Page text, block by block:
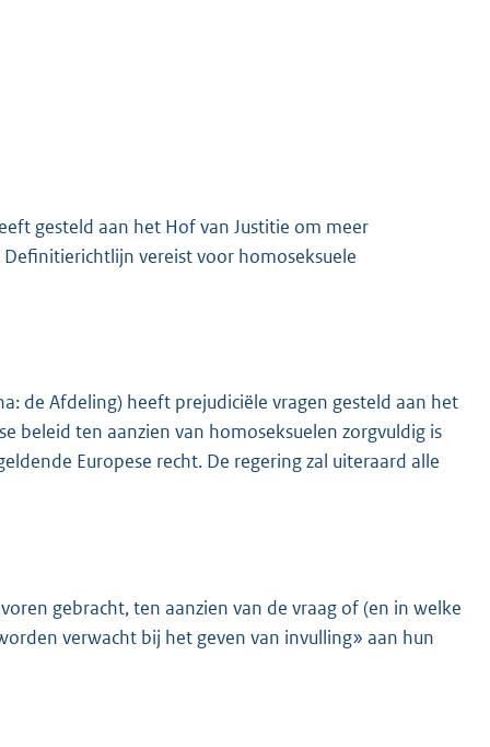
gesteld aan het Hof van Justitie om meer
vereist voor homoseksuele
de Afdeling) heeft prejudiciële vragen gesteld aan het
beleid ten aanzien van homoseksuelen zorgvuldig is
Europese recht. De regering zal uiteraard alle
gebracht, ten aanzien van de vraag of (en in welke
verwacht bij het geven van invulling» aan hun